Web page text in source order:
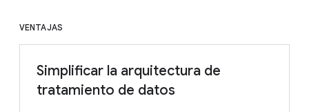
VENTAJAS
Simplificar la arquitectura de
tratamiento de datos